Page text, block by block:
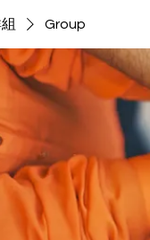
Group